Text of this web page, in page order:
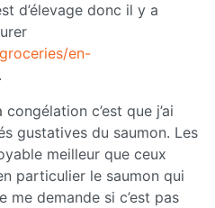
d’élevage donc il y a
en-
c’est que j’ai
gustatives du saumon. Les
meilleur que ceux
particulier le saumon qui
me demande si c’est pas